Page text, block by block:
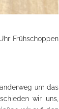
Frühschoppen
um das
wir uns,